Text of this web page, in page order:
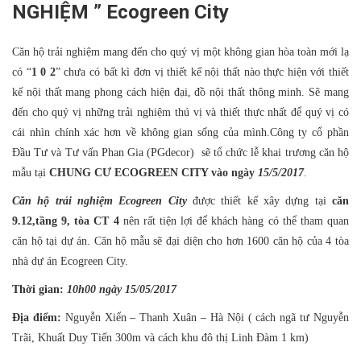
NGHIỆM ” Ecogreen City
Căn hộ trải nghiệm mang đến cho quý vị một không gian hòa toàn mới lạ
có “1 0 2” chưa có bất kì đơn vị thiết kế nội thất nào thực hiện với thiết
kế nội thất mang phong cách hiện đại, đồ nội thất thông minh. Sẽ mang
đến cho quý vị những trải nghiệm thú vị và thiết thực nhất để quý vị có
cái nhìn chính xác hơn về không gian sống của mình.Công ty cổ phần
Đầu Tư và Tư vấn Phan Gia (PGdecor) sẽ tổ chức lễ khai trương căn hộ
mẫu tại CHUNG CƯ ECOGREEN CITY vào ngày 15/5/2017.
Căn hộ trải nghiệm Ecogreen City được thiết kế xây dựng tại căn
9.12,tầng 9, tòa CT 4nên rất tiện lợi để khách hàng có thể tham quan
căn hộ tại dự án. Căn hộ mẫu sẽ đại diện cho hơn 1600 căn hộ của 4 tòa
nhà dự án Ecogreen City.
Thời gian: 10h00 ngày 15/05/2017
Địa điểm: Nguyễn Xiển – Thanh Xuân – Hà Nội ( cách ngã tư Nguyễn
Trãi, Khuất Duy Tiến 300m và cách khu đô thị Linh Đàm 1 km)